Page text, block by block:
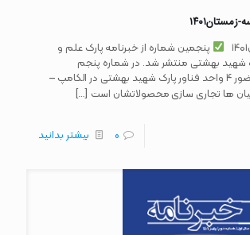
پنجمین شماره از خبرنامه پارک علم و
شهید بهشتی منتشر شد. در شماره پنجم
می‌خوانید: – حضور ۴ واحد فناور پارک شهید بهشتی در الکامپ –
ها تجاری سازی محصولاتشان است […]
0 بیشتر بدانید